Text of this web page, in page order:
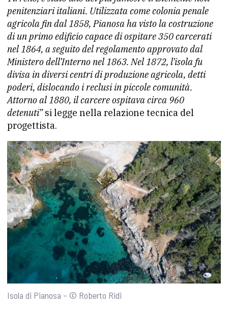
penitenziari italiani. Utilizzata come colonia penale
agricola fin dal 1858, Pianosa ha visto la costruzione
di un primo edificio capace di ospitare 350 carcerati
nel 1864, a seguito del regolamento approvato dal
Ministero dell’Interno nel 1863. Nel 1872, l’isola fu
divisa in diversi centri di produzione agricola, detti
poderi, dislocando i reclusi in piccole comunità.
Attorno al 1880, il carcere ospitava circa 960
detenuti”si legge nella relazione tecnica del
progettista.
Isola di Pianosa – © Roberto Ridi